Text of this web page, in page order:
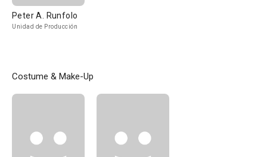
Peter A. Runfolo
Unidad de Producción
Costume & Make-Up